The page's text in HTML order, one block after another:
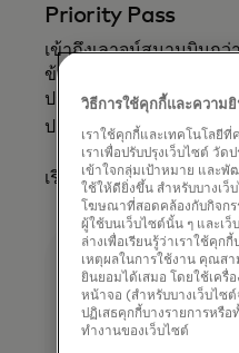
Priority Pass
เข้าถึงเลาจน์สนามบินก
ข้อเสนอพิเศษและส่วนลด
ประสบการณ์รับประทาน
ปลีก และสปา
เรียนรู้เพิ่มเติมopens in a
วิธีการใช้คุกกี้และความ
เราใช้คุกกี้และเทคโนโลยี
เราเพื่อปรับปรุงเว็บไซต์ วั
เข้าใจกลุ่มเป้าหมาย และ
ใช้ให้ดียิ่งขึ้น สำหรับบางเว็
โฆษณาที่สอดคล้องกับกิจกร
ผู้ใช้บนเว็บไซต์นั้น ๆ และเ
ล่างเพื่อเรียนรู้ว่าเราใช้คุก
เหตุผลในการใช้งาน คุณส
ยินยอมได้เสมอ โดยใช้เครื่
หน้าจอ (สำหรับบางเว็บไซ
ปฏิเสธคุกกี้บางรายการหรื
ทำงานของเว็บไซต์